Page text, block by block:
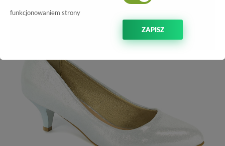
funkcjonowaniem strony
ZAPISZ